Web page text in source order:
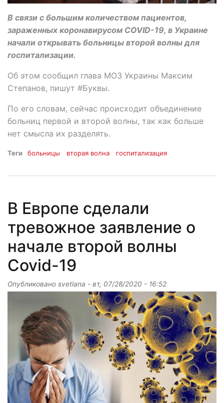
В связи с большим количеством пациентов,
зараженных коронавирусом COVID-19, в Украине
начали открывать больницы второй волны для
госпитализации.
Об этом сообщил глава МОЗ Украины Максим
Степанов, пишут #Буквы.
По его словам, сейчас происходит объединение
больниц первой и второй волны, так как больше
нет смысла их разделять.
Теги больницы вторая волна госпитализация
В Европе сделали
тревожное заявление о
начале второй волны
Covid-19
Опубликовано svetlana - вт, 07/28/2020 - 16:52